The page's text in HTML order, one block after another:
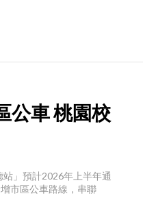
公車 桃園校
」預計2026年上半年通
市區公車路線，串聯